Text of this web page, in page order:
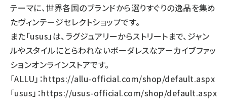
テーマに、世界各国のブランドから選りすぐりの逸品を集め
たヴィンテージセレクトショップです。
また「usus」は、ラグジュアリーからストリートまで、ジャン
ルやスタイルにとらわれないボーダレスなアーカイブファッ
ションオンラインストアです。
「ALLU」：https://allu-official.com/shop/default.aspx
「usus」：https://usus-official.com/shop/default.aspx